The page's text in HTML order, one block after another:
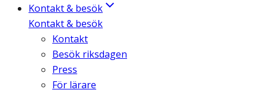
Kontakt & besök
Kontakt & besök
Kontakt
Besök riksdagen
Press
För lärare